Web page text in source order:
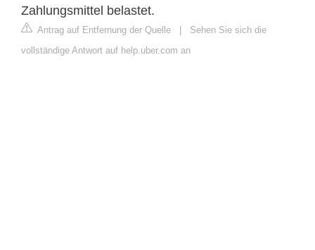
Zahlungsmittel belastet.
Antrag auf Entfernung der Quelle
Sehen Sie sich die
vollständige Antwort auf help.uber.com an